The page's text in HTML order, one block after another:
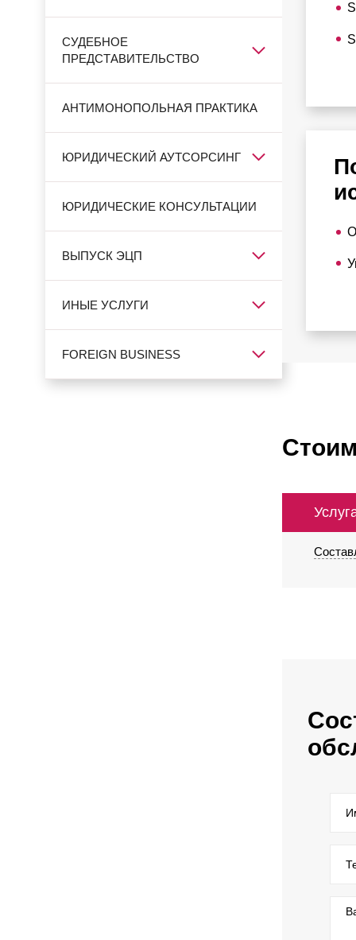
СУДЕБНОЕ
ПРЕДСТАВИТЕЛЬСТВО
АНТИМОНОПОЛЬНАЯ ПРАКТИКА
ЮРИДИЧЕСКИЙ АУТСОРСИНГ
ЮРИДИЧЕСКИЕ КОНСУЛЬТАЦИИ
ВЫПУСК ЭЦП
ИНЫЕ УСЛУГИ
FOREIGN BUSINESS